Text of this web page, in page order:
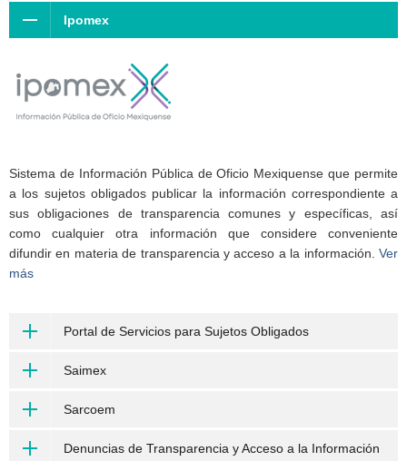
Ipomex
Sistema de Información Pública de Oficio Mexiquense que permite
a los sujetos obligados publicar la información correspondiente a
sus obligaciones de transparencia comunes y específicas, así
como cualquier otra información que considere conveniente
difundir en materia de transparencia y acceso a la información. Ver
más
Portal de Servicios para Sujetos Obligados
Saimex
Sarcoem
Denuncias de Transparencia y Acceso a la Información